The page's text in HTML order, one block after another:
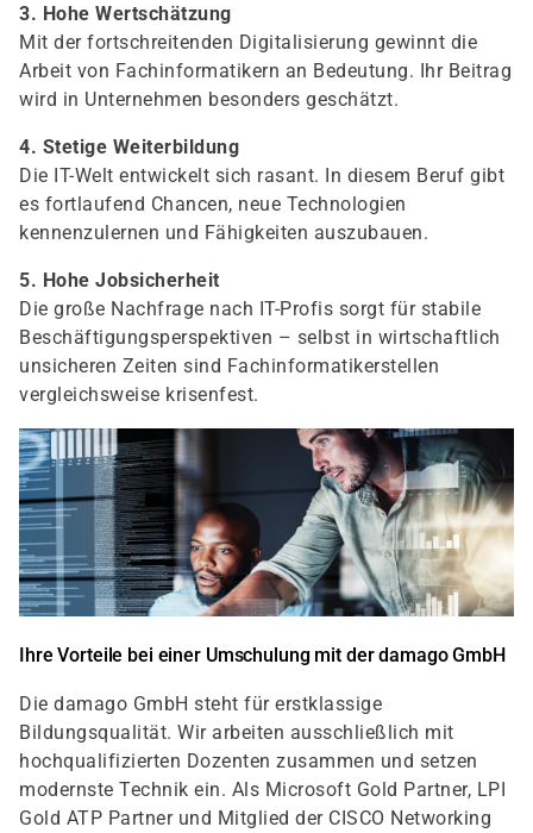
3. Hohe Wertschätzung
Mit der fortschreitenden Digitalisierung gewinnt die
Arbeit von Fachinformatikern an Bedeutung. Ihr Beitrag
wird in Unternehmen besonders geschätzt.
4. Stetige Weiterbildung
Die IT-Welt entwickelt sich rasant. In diesem Beruf gibt
es fortlaufend Chancen, neue Technologien
kennenzulernen und Fähigkeiten auszubauen.
5. Hohe Jobsicherheit
Die große Nachfrage nach IT-Profis sorgt für stabile
Beschäftigungsperspektiven – selbst in wirtschaftlich
unsicheren Zeiten sind Fachinformatikerstellen
vergleichsweise krisenfest.
Ihre Vorteile bei einer Umschulung mit der damago GmbH
Die damago GmbH steht für erstklassige
Bildungsqualität. Wir arbeiten ausschließlich mit
hochqualifizierten Dozenten zusammen und setzen
modernste Technik ein. Als Microsoft Gold Partner, LPI
Gold ATP Partner und Mitglied der CISCO Networking